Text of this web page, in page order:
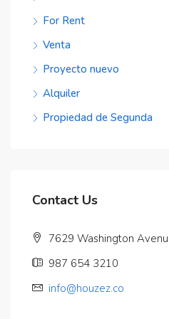
For Rent
Venta
Proyecto nuevo
Alquiler
Propiedad de Segunda
Contact Us
7629 Washington
987 654 3210
info@houzez.co